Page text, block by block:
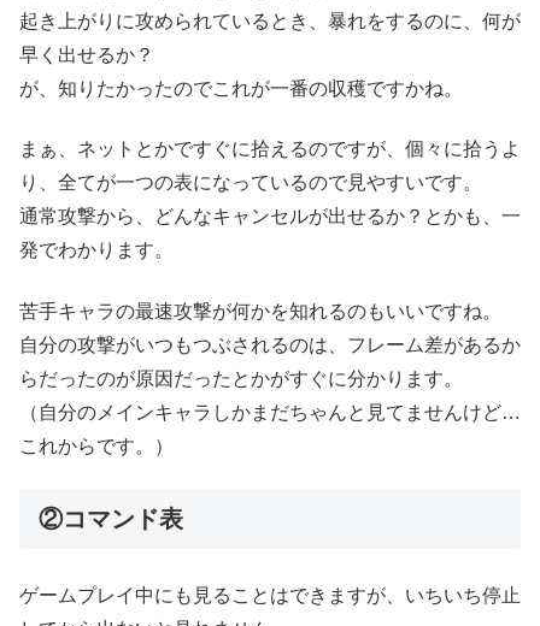
起き上がりに攻められているとき、暴れをするのに、何が
早く出せるか？
が、知りたかったのでこれが一番の収穫ですかね。
まぁ、ネットとかですぐに拾えるのですが、個々に拾うよ
り、全てが一つの表になっているので見やすいです。
通常攻撃から、どんなキャンセルが出せるか？とかも、一
発でわかります。
苦手キャラの最速攻撃が何かを知れるのもいいですね。
自分の攻撃がいつもつぶされるのは、フレーム差があるか
らだったのが原因だったとかがすぐに分かります。
（自分のメインキャラしかまだちゃんと見てませんけど…
これからです。）
②コマンド表
ゲームプレイ中にも見ることはできますが、いちいち停止